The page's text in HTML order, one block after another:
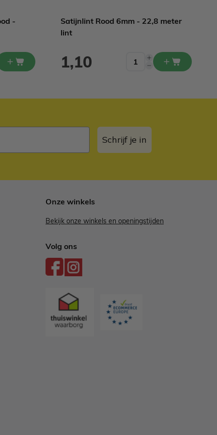
-
Satijnlint Rood 6mm - 22,8 meter
lint
1,10
Schrijf je in
Onze winkels
Bekijk onze winkels en openingstijden
Volg ons